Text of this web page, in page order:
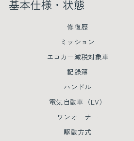
基本仕様・状態
修復歴
ミッション
エコカー減税対象車
記録簿
ハンドル
電気自動車（EV）
ワンオーナー
駆動方式